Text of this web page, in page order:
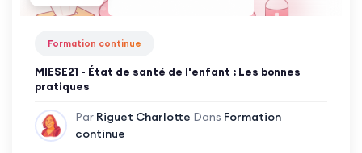
Formation continue
MIESE21 - État de santé de l'enfant : Les bonnes
pratiques
Par Riguet Charlotte Dans Formation
continue